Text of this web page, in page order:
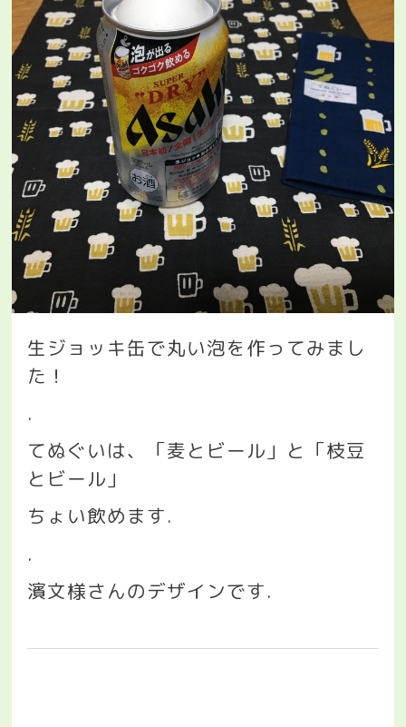
生ジョッキ缶で丸い泡を作ってみまし
た！
.
てぬぐいは、「麦とビール」と「枝豆
とビール」
ちょい飲めます.
.
濱文様さんのデザインです.